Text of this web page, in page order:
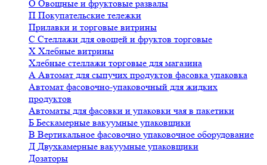
О Овощные и фруктовые развалы
П Покупательские тележки
Прилавки и торговые витрины
С Стеллажи для овощей и фруктов торговые
Х Хлебные витрины
Хлебные стеллажи торговые для магазина
А Автомат для сыпучих продуктов фасовка упаковка
Автомат фасовочно-упаковочный для жидких
продуктов
Автоматы для фасовки и упаковки чая в пакетики
Б Бескамерные вакуумные упаковщики
В Вертикальное фасовочно упаковочное оборудование
Д Двухкамерные вакуумные упаковщики
Дозаторы